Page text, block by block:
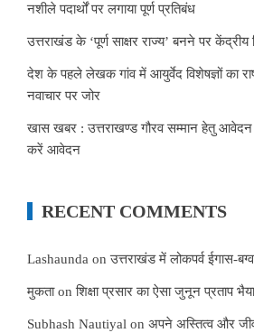
नशीले पदार्थों पर लगाया पूर्ण प्रतिबंध
उत्तराखंड के ‘पूर्ण साक्षर राज्य’ बनने पर केंद्रीय
देश के पहले लेखक गांव में आयुर्वेद विशेषज्ञों का
नवाचार पर जोर
खास खबर : उत्तराखण्ड गौरव सम्मान हेतु
करें आवेदन
RECENT COMMENTS
Lashaunda onउत्तराखंड में लोकपर्व ईगास-
मुकताonशिक्षा प्रसार का ऐसा जुनून प्रताप
Subhash Nautiyal on अपने अस्तित्व और